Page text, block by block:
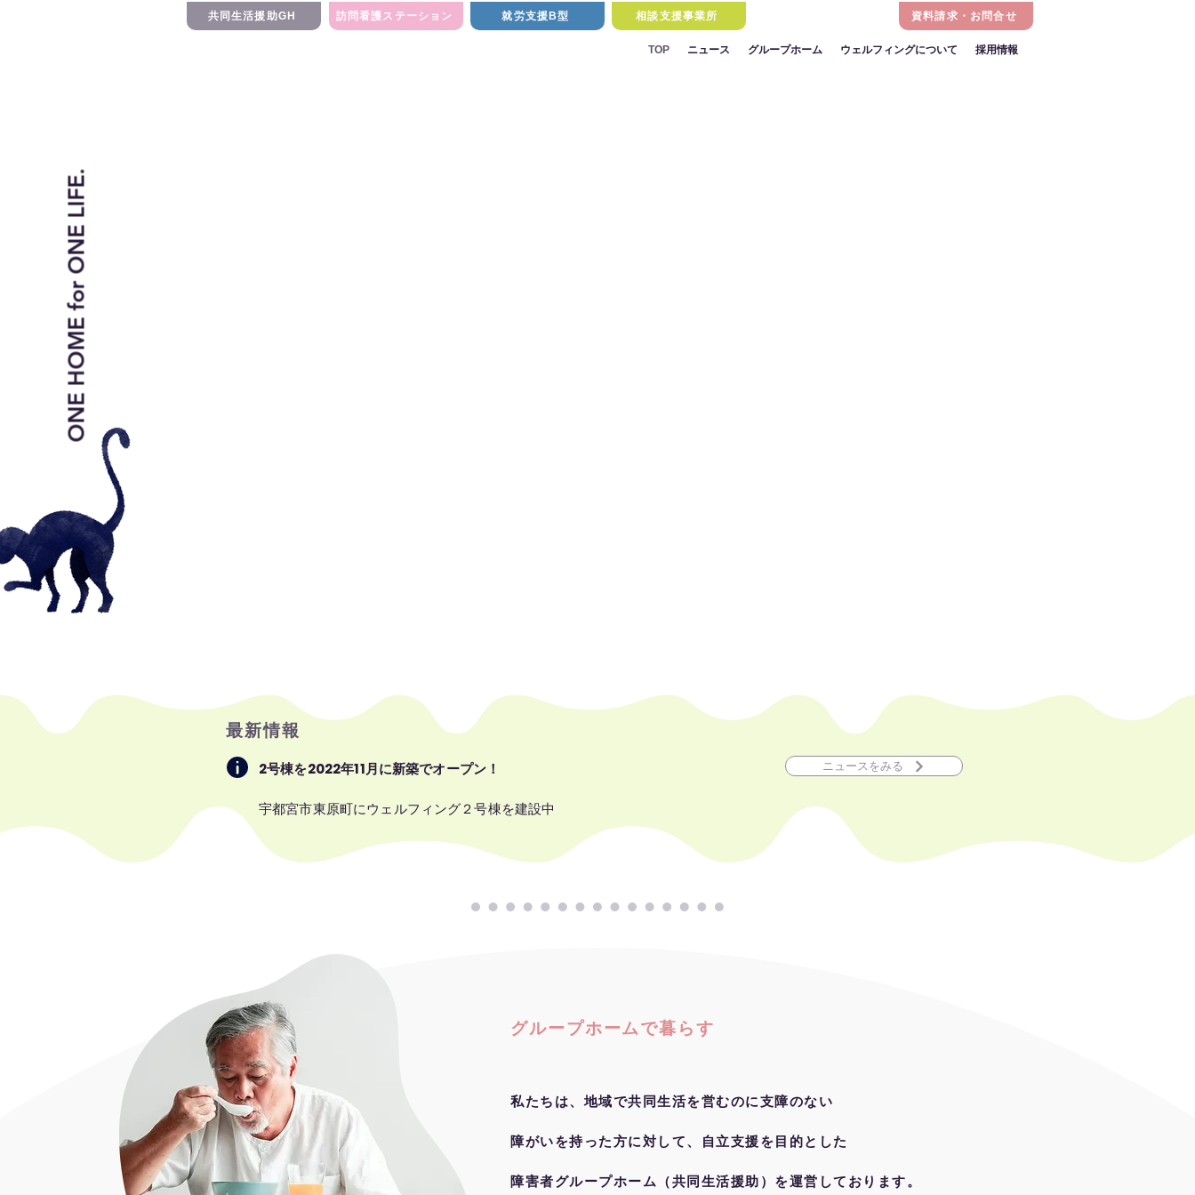
共同生活援助GH 訪問看護ステーション 就労支援B型 相談支援事業所 資料請求・お問合せ
TOP ニュース グループホーム ウェルフィングについて 採用情報
ONE HOME for ONE LIFE.
最新情報
2号棟を2022年11月に新築でオープン！ ニュースをみる
宇都宮市東原町にウェルフィング２号棟を建設中
​グループホームで暮らす
私たちは、地域で共同生活を営むのに支障のない
障がいを持った方に対して、自立支援を目的とした
障害者グループホーム（共同生活援助）を運営しております。​